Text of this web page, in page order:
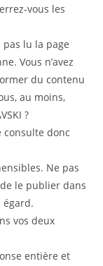
vous les
pas lu la page
Vous n’avez
du contenu
au moins,
?
consulte donc
Ne pas
le publier dans
égard.
vos deux
entière et